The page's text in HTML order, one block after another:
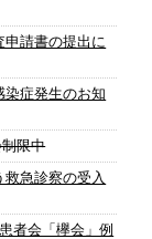
申請書の提出に
染症発生のお知
限中
急診察の受入
者会「欅会」例